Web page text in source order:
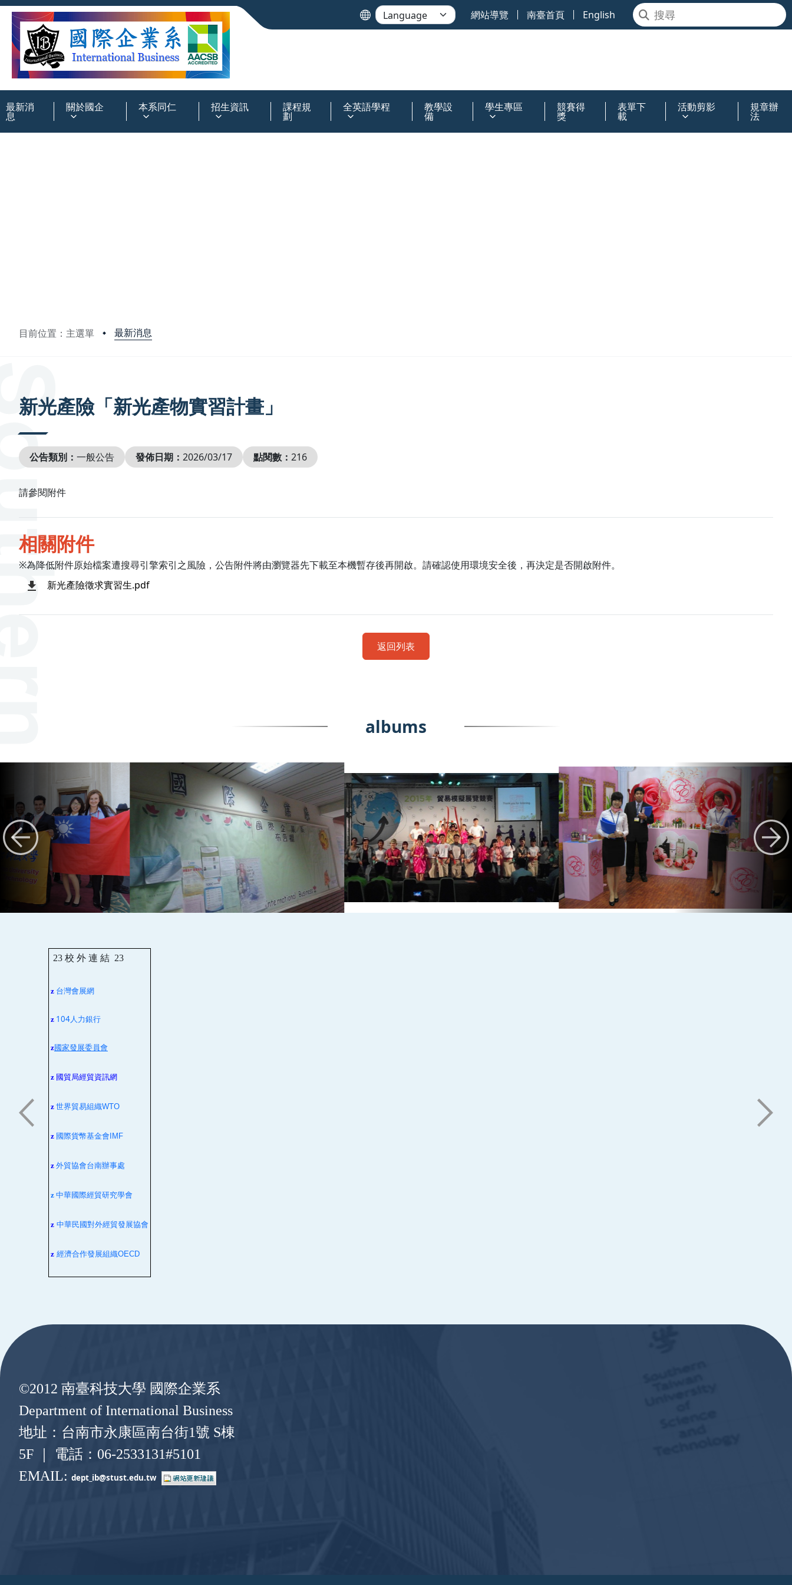
網站導覽 南臺首頁 English
最新消
息
關於國企 本系同仁 招生資訊 課程規
劃
全英語學程 教學設
備
學生專區 競賽得
獎
表單下
載
活動剪影 規章辦
法
目前位置：主選單 最新消息
新光產險「新光產物實習計畫」
公告類別： 一般公告 發佈日期： 2026/03/17 點閱數： 216
請參閱附件
相關附件
※為降低附件原始檔案遭搜尋引擎索引之風險，公告附件將由瀏覽器先下載至本機暫存後再開啟。請確認使用環境安全後，再決定是否開啟附件。
新光產險徵求實習生.pdf
返回列表
albums
23 校 外 連 結 23
z 台灣會展網
z 104人力銀行
z國家發展委員會
z 國貿局經貿資訊網
z 世界貿易組織WTO
z 國際貨幣基金會IMF
z 外貿協會台南辦事處
z 中華國際經貿研究學會
z 中華民國對外經貿發展協會
z 經濟合作發展組織OECD
©2012 南臺科技大學 國際企業系
Department of International Business
地址：台南市永康區南台街1號 S棟
5F ｜ 電話：06-2533131#5101
EMAIL: dept_ib@stust.edu.tw